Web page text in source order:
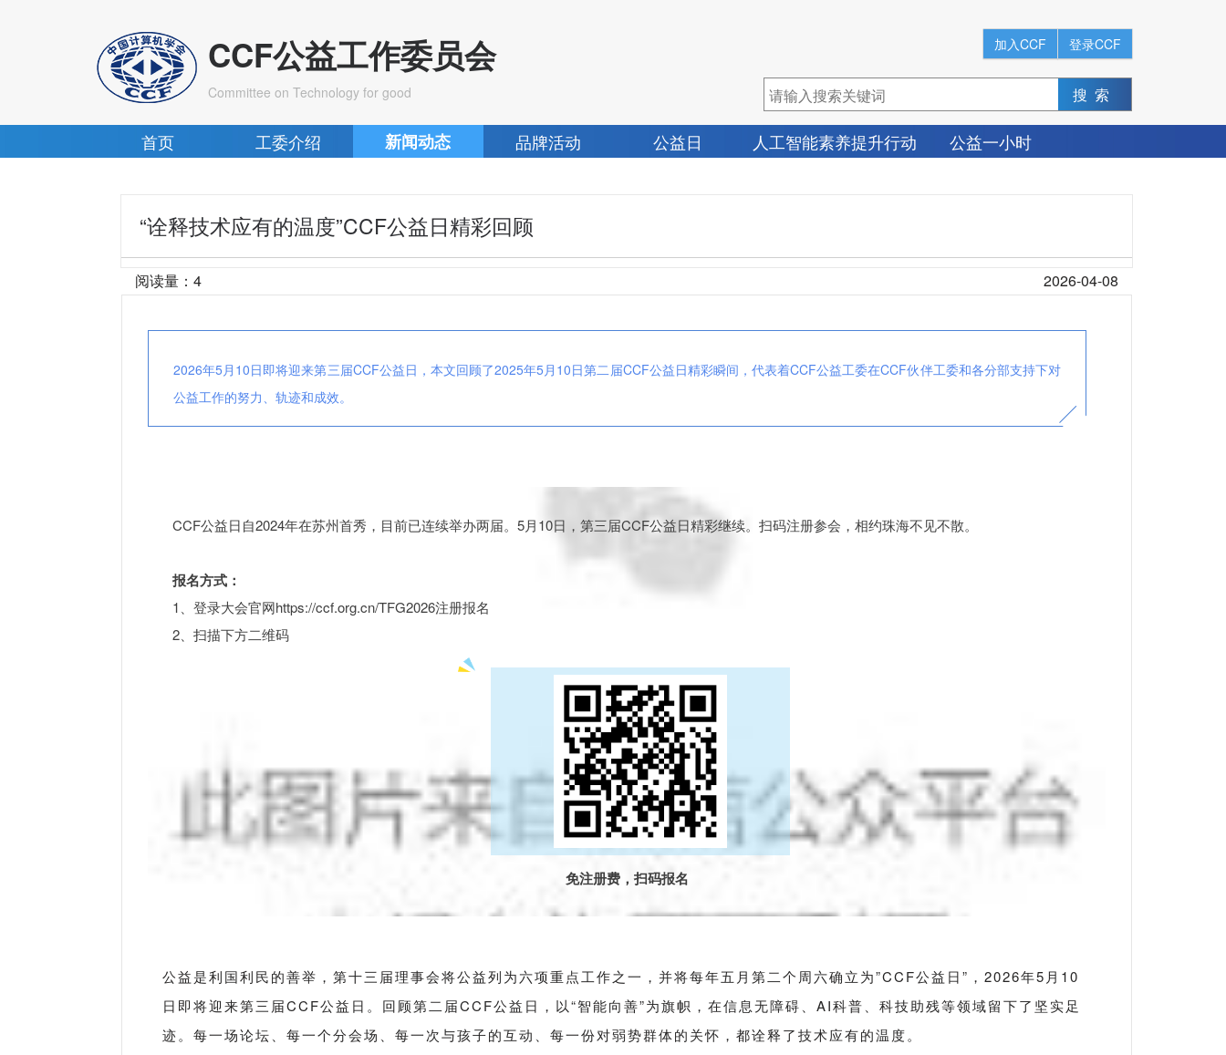
CCF公益工作委员会
Committee on Technology for good
加入CCF 登录CCF
首页 工委介绍 新闻动态 品牌活动 公益日 人工智能素养提升行动 公益一小时
“诠释技术应有的温度”CCF公益日精彩回顾
阅读量： 4 2026-04-08
2026年5月10日即将迎来第三届CCF公益日，本文回顾了2025年5月10日第二届CCF公益日精彩瞬间，代表着CCF公益工委在CCF伙伴工委和各分部支持下对
公益工作的努力、轨迹和成效。
CCF公益日自2024年在苏州首秀，目前已连续举办两届。5月10日，第三届CCF公益日精彩继续。扫码注册参会，相约珠海不见不散。
报名方式：
1、登录大会官网https://ccf.org.cn/TFG2026注册报名
2、扫描下方二维码
免注册费，扫码报名
公益是利国利民的善举，第十三届理事会将公益列为六项重点工作之一，并将每年五月第二个周六确立为”CCF公益日”，2026年5月10
日即将迎来第三届CCF公益日。回顾第二届CCF公益日，以“智能向善”为旗帜，在信息无障碍、AI科普、科技助残等领域留下了坚实足
迹。每一场论坛、每一个分会场、每一次与孩子的互动、每一份对弱势群体的关怀，都诠释了技术应有的温度。